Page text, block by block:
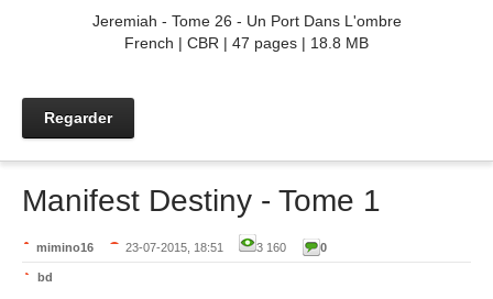
Jeremiah - Tome 26 - Un Port Dans L'ombre
French | CBR | 47 pages | 18.8 MB
Regarder
Manifest Destiny - Tome 1
mimino16 23-07-2015, 18:51 3 160 0
bd